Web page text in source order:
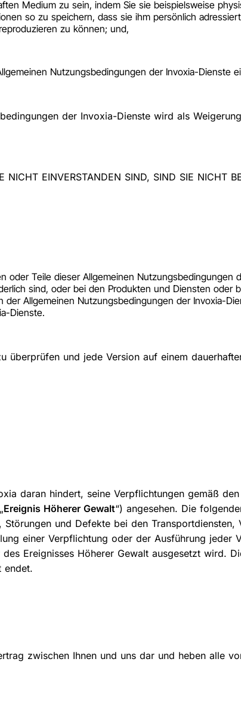
Medium zu sein, indem Sie sie beispielsweise
so zu speichern, dass sie ihm persönlich
zu können; und,
Nutzungsbedingungen der Invoxia-Dienste
der Invoxia-Dienste wird als
EINVERSTANDEN SIND, SIND SIE NICHT
Teile dieser Allgemeinen Nutzungsbedingungen
sind, oder bei den Produkten und Diensten oder
Allgemeinen Nutzungsbedingungen der Invoxia-
Dienste.
und jede Version auf einem
daran hindert, seine Verpflichtungen gemäß
Ereignis Höherer Gewalt“) angesehen. Die
und Defekte bei den Transportdiensten,
einer Verpflichtung oder der Ausführung jeder
Ereignisses Höherer Gewalt ausgesetzt wird.
endet.
zwischen Ihnen und uns dar und heben alle